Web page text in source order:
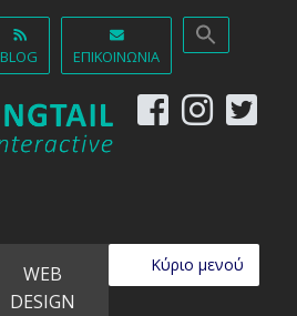
BLOG ΕΠΙΚΟΙΝΩΝΊΑ
Κύριο μενού
WEB
DESIGN